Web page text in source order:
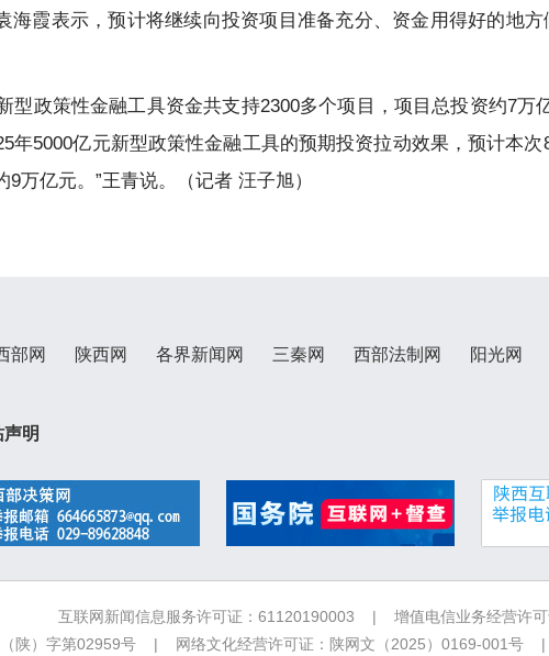
海霞表示，预计将继续向投资项目准备充分、资金用得好的地
型政策性金融工具资金共支持2300多个项目，项目总投资约7万
年5000亿元新型政策性金融工具的预期投资拉动效果，预计本
万亿元。”王青说。（记者 汪子旭）
部网 陕西网 各界新闻网 三秦网 西部法制网 阳光网
声明
互联网新闻信息服务许可证：61120190003 | 增值电信业务经营许可
（陕）字第02959号 | 网络文化经营许可证：陕网文（2025）0169-001号